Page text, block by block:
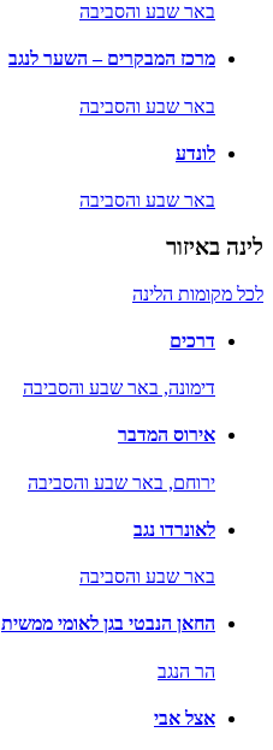
באר שבע והסביבה
מרכז המבקרים – השער לנגב
באר שבע והסביבה
לונדע
באר שבע והסביבה
לינה באיזור
לכל מקומות הלינה
דרכים
דימונה, באר שבע והסביבה
אירוס המדבר
ירוחם, באר שבע והסביבה
לאונרדו נגב
באר שבע והסביבה
החאן הנבטי בגן לאומי ממשית
הר הנגב
אצל אבי